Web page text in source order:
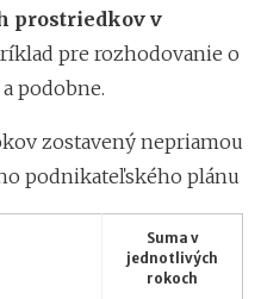
prostriedkov v
pre rozhodovanie o
podobne.
zostavený nepriamou
podnikateľského plánu
Suma v
jednotlivých
rokoch